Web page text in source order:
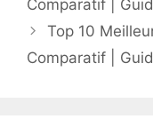
Comparatif |
Top 10
Comparatif |